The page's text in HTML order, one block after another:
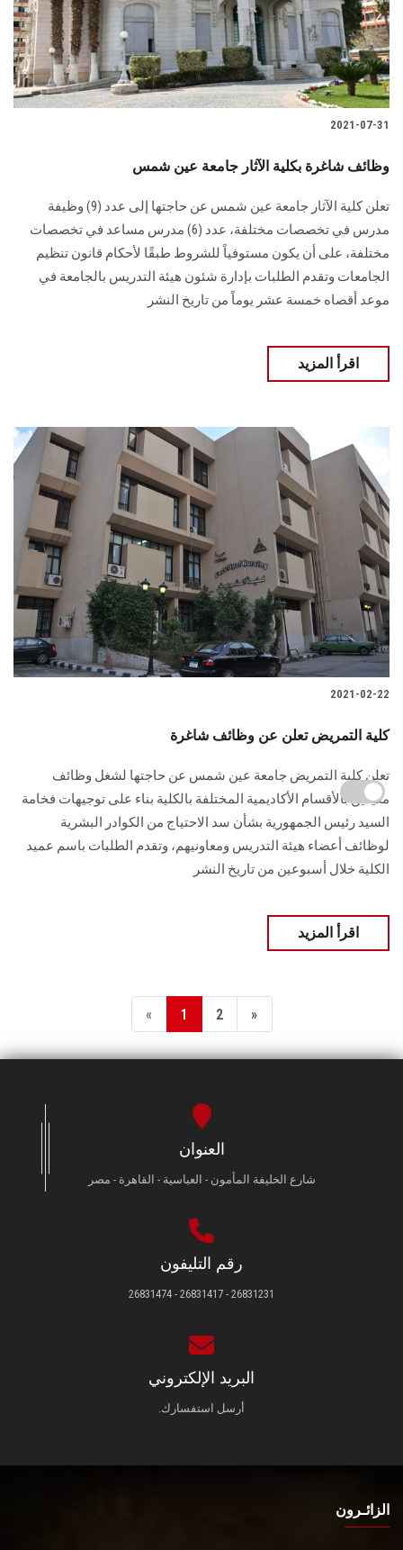
2021-07-31
وظائف شاغرة بكلية الآثار جامعة عين شمس
تعلن كلية الآثار جامعة عين شمس عن حاجتها إلى عدد (9) وظيفة
مدرس في تخصصات مختلفة، عدد (6) مدرس مساعد في تخصصات
مختلفة، على أن يكون مستوفياً للشروط طبقًا لأحكام قانون تنظيم
الجامعات وتقدم الطلبات بإدارة شئون هيئة التدريس بالجامعة في
موعد أقصاه خمسة عشر يوماً من تاريخ النشر
اقرأ المزيد
2021-02-22
كلية التمريض تعلن عن وظائف شاغرة
تعلن كلية التمريض جامعة عين شمس عن حاجتها لشغل وظائف
معيدين بالأقسام الأكاديمية المختلفة بالكلية بناء على توجيهات فخامة
السيد رئيس الجمهورية بشأن سد الاحتياج من الكوادر البشرية
لوظائف أعضاء هيئة التدريس ومعاونيهم، وتقدم الطلبات باسم عميد
الكلية خلال أسبوعين من تاريخ النشر
اقرأ المزيد
« 1 2 »
العنوان
شارع الخليفة المأمون - العباسية - القاهرة - مصر
رقم التليفون
26831231 - 26831417 - 26831474
البريد الإلكتروني
أرسل استفسارك.
الزائـرون